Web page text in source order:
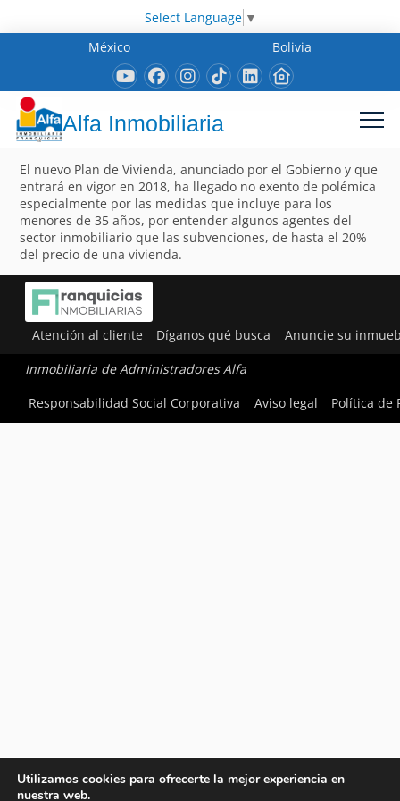
Select Language ▼
México
Bolivia
Alfa Inmobiliaria
El nuevo Plan de Vivienda, anunciado por el Gobierno y que
entrará en vigor en 2018, ha llegado no exento de polémica
especialmente por las medidas que incluye para los
menores de 35 años, por entender algunos agentes del
sector inmobiliario que las subvenciones, de hasta el 20%
del precio de una vivienda.
Atención al cliente Díganos qué busca Anuncie su
Inmobiliaria de Administradores Alfa
Responsabilidad Social Corporativa
Aviso legal Política de
Utilizamos cookies para ofrecerte la mejor experiencia en
nuestra web.